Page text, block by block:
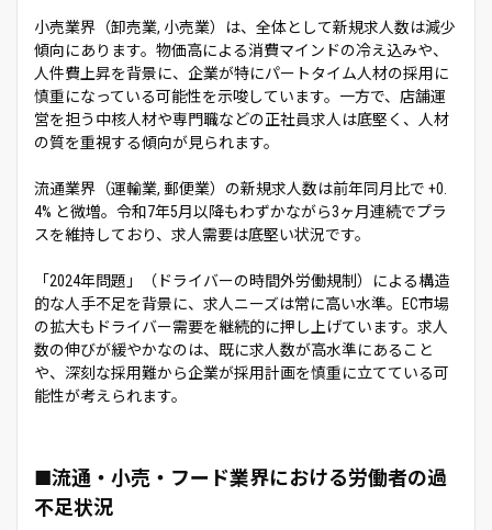
小売業界（卸売業, 小売業）は、全体として新規求人数は減少
傾向にあります。物価高による消費マインドの冷え込みや、
人件費上昇を背景に、企業が特にパートタイム人材の採用に
慎重になっている可能性を示唆しています。一方で、店舗運
営を担う中核人材や専門職などの正社員求人は底堅く、人材
の質を重視する傾向が見られます。
流通業界（運輸業, 郵便業）の新規求人数は前年同月比で +0.
4% と微増。令和7年5月以降もわずかながら3ヶ月連続でプラ
スを維持しており、求人需要は底堅い状況です。
「2024年問題」（ドライバーの時間外労働規制）による構造
的な人手不足を背景に、求人ニーズは常に高い水準。EC市場
の拡大もドライバー需要を継続的に押し上げています。求人
数の伸びが緩やかなのは、既に求人数が高水準にあること
や、深刻な採用難から企業が採用計画を慎重に立てている可
能性が考えられます。
■流通・小売・フード業界における労働者の過
不足状況